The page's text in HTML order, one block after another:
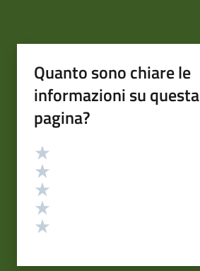
Quanto sono chiare le
informazioni su questa
pagina?
Valutazione